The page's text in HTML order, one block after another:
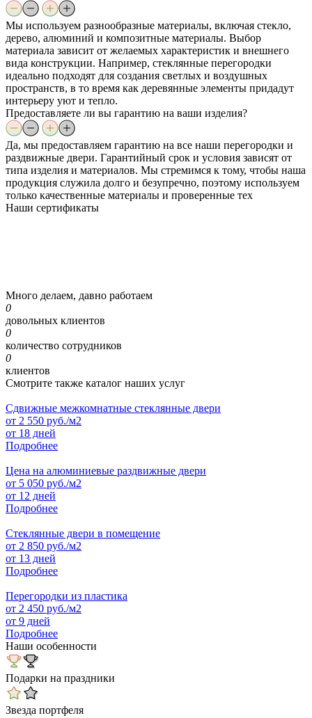
Мы используем разнообразные материалы, включая стекло,
дерево, алюминий и композитные материалы. Выбор
материала зависит от желаемых характеристик и внешнего
вида конструкции. Например, стеклянные перегородки
идеально подходят для создания светлых и воздушных
пространств, в то время как деревянные элементы придадут
интерьеру уют и тепло.
Предоставляете ли вы гарантию на ваши изделия?
Да, мы предоставляем гарантию на все наши перегородки и
раздвижные двери. Гарантийный срок и условия зависят от
типа изделия и материалов. Мы стремимся к тому, чтобы наша
продукция служила долго и безупречно, поэтому используем
только качественные материалы и проверенные тех
Наши сертификаты
Много делаем, давно работаем
0
довольных клиентов
0
количество сотрудников
0
клиентов
Смотрите также каталог наших услуг
Сдвижные межкомнатные стеклянные двери
от 2 550 руб./м2
от 18 дней
Подробнее
Цена на алюминиевые раздвижные двери
от 5 050 руб./м2
от 12 дней
Подробнее
Стеклянные двери в помещение
от 2 850 руб./м2
от 13 дней
Подробнее
Перегородки из пластика
от 2 450 руб./м2
от 9 дней
Подробнее
Наши особенности
Подарки на праздники
Звезда портфеля